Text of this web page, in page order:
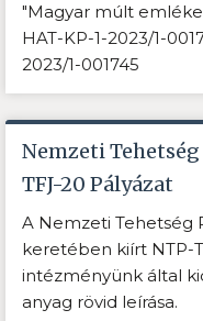
"Magyar múlt
HAT-KP-1-2023/1-
2023/1-001745
Nemzeti
TFJ-20 Pályázat
A Nemzeti Tehetség
keretében kiírt NTP-
intézményünk által
anyag rövid leírása.